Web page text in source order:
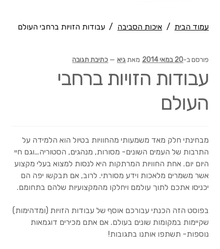
Create a List
Find a List
View a List
עמוד הבית / איכות הסביבה / עבודות הזויות ברחבי העולם
פורסם ב-20 במאי 2014 מאתגיא — כתיבת תגובה
עבודות הזויות ברחבי
העולם
מבחינתי חלק מאד משמעותי מהחוויות בטיול הוא הלמידה על
התרבות של העמים השונים- מסורות, מנהגים, הסטוריה…וגם חיי
היום יום. אחת החוויות המרתקות היא לנסות למצוא בעלי מקצוע
אשר משמרים מלאכות וידע מסורתי. לרוב, אם תבקשו יפה הם
יכניסו אתכם לתוך עולמם ויחלקו מהמקצועיות שלהם בתחומם.
בפוסט הזה הכנתי עבורכם אוסף של עבודות הזויות (ומדהימות)
שקיימות במקומות שונים בעולם. אם אתם מכירים דוגמאות
נוספות- תשתפו אותנו בתגובות!